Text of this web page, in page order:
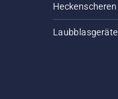
Heckenscheren
Laubblasgeräte